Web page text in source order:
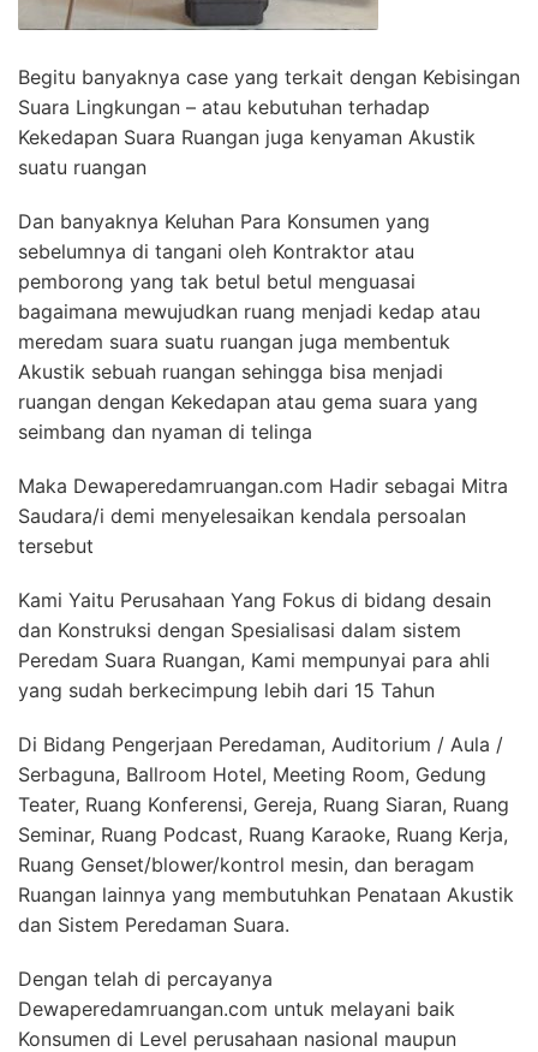
Begitu banyaknya case yang terkait dengan Kebisingan
Suara Lingkungan – atau kebutuhan terhadap
Kekedapan Suara Ruangan juga kenyaman Akustik
suatu ruangan
Dan banyaknya Keluhan Para Konsumen yang
sebelumnya di tangani oleh Kontraktor atau
pemborong yang tak betul betul menguasai
bagaimana mewujudkan ruang menjadi kedap atau
meredam suara suatu ruangan juga membentuk
Akustik sebuah ruangan sehingga bisa menjadi
ruangan dengan Kekedapan atau gema suara yang
seimbang dan nyaman di telinga
Maka Dewaperedamruangan.com Hadir sebagai Mitra
Saudara/i demi menyelesaikan kendala persoalan
tersebut
Kami Yaitu Perusahaan Yang Fokus di bidang desain
dan Konstruksi dengan Spesialisasi dalam sistem
Peredam Suara Ruangan, Kami mempunyai para ahli
yang sudah berkecimpung lebih dari 15 Tahun
Di Bidang Pengerjaan Peredaman, Auditorium / Aula /
Serbaguna, Ballroom Hotel, Meeting Room, Gedung
Teater, Ruang Konferensi, Gereja, Ruang Siaran, Ruang
Seminar, Ruang Podcast, Ruang Karaoke, Ruang Kerja,
Ruang Genset/blower/kontrol mesin, dan beragam
Ruangan lainnya yang membutuhkan Penataan Akustik
dan Sistem Peredaman Suara.
Dengan telah di percayanya
Dewaperedamruangan.com untuk melayani baik
Konsumen di Level perusahaan nasional maupun